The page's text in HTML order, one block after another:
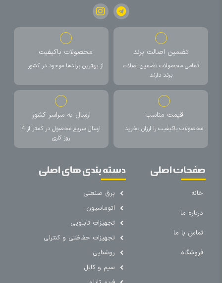
تضمین اصالت برند
تمامی محصولات تضمین اصلات
برند دارند
محصولات باکیفیت
از بهترین برندها موجود در کشور
قیمت مناسب
محصولات باکیفیت را ارزان بخرید
ارسال به سراسر کشور
ارسال سریع محصول در کمتر از 4
روز کاری
صفحات اصلی
خانه
درباره ما
تماس با ما
فروشگاه
دسته بندی های اصلی
برق صنعتی
اتوماسیون
تجهیزات تابلویی
تجهیزات حفاظتی و کنترلی
روشنایی
سیم و کابل